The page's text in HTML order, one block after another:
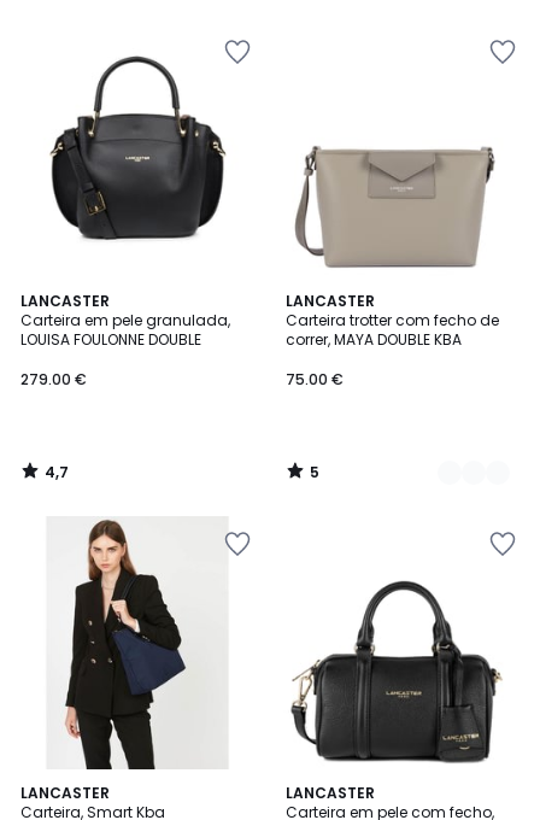
LANCASTER
Carteira em pele granulada,
LOUISA FOULONNE DOUBLE
279.00 €
4,7
/ 5
4,7
/
LANCASTER
Carteira trotter com fecho de
correr, MAYA DOUBLE KBA
75.00 €
5
/
5
3
Cores
5
/
LANCASTER
Carteira, Smart Kba
4,6
/ 5
2
LANCASTER
Carteira em pele com fecho,
5
/
2